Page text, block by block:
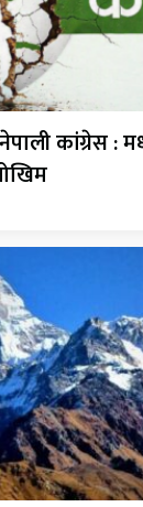
कांग्रेस :